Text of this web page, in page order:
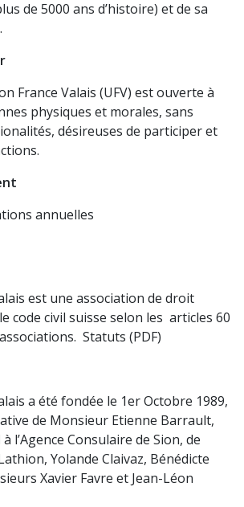
de 5000 ans d’histoire) et de sa
France Valais (UFV) est ouverte à
physiques et morales, sans
désireuses de participer et
annuelles
est une association de droit
code civil suisse selon les articles 60
Statuts (PDF)
a été fondée le 1er Octobre 1989,
de Monsieur Etienne Barrault,
l’Agence Consulaire de Sion, de
Yolande Claivaz, Bénédicte
Xavier Favre et Jean-Léon